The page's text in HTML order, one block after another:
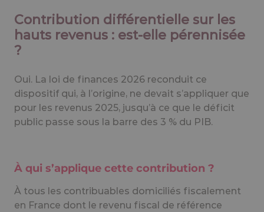
Contribution différentielle sur les
hauts revenus : est-elle pérennisée
?
Oui. La loi de finances 2026 reconduit ce
dispositif qui, à l’origine, ne devait s’appliquer que
pour les revenus 2025, jusqu’à ce que le déficit
public passe sous la barre des 3 % du PIB.
À qui s’applique cette contribution ?
À tous les contribuables domiciliés fiscalement
en France dont le revenu fiscal de référence